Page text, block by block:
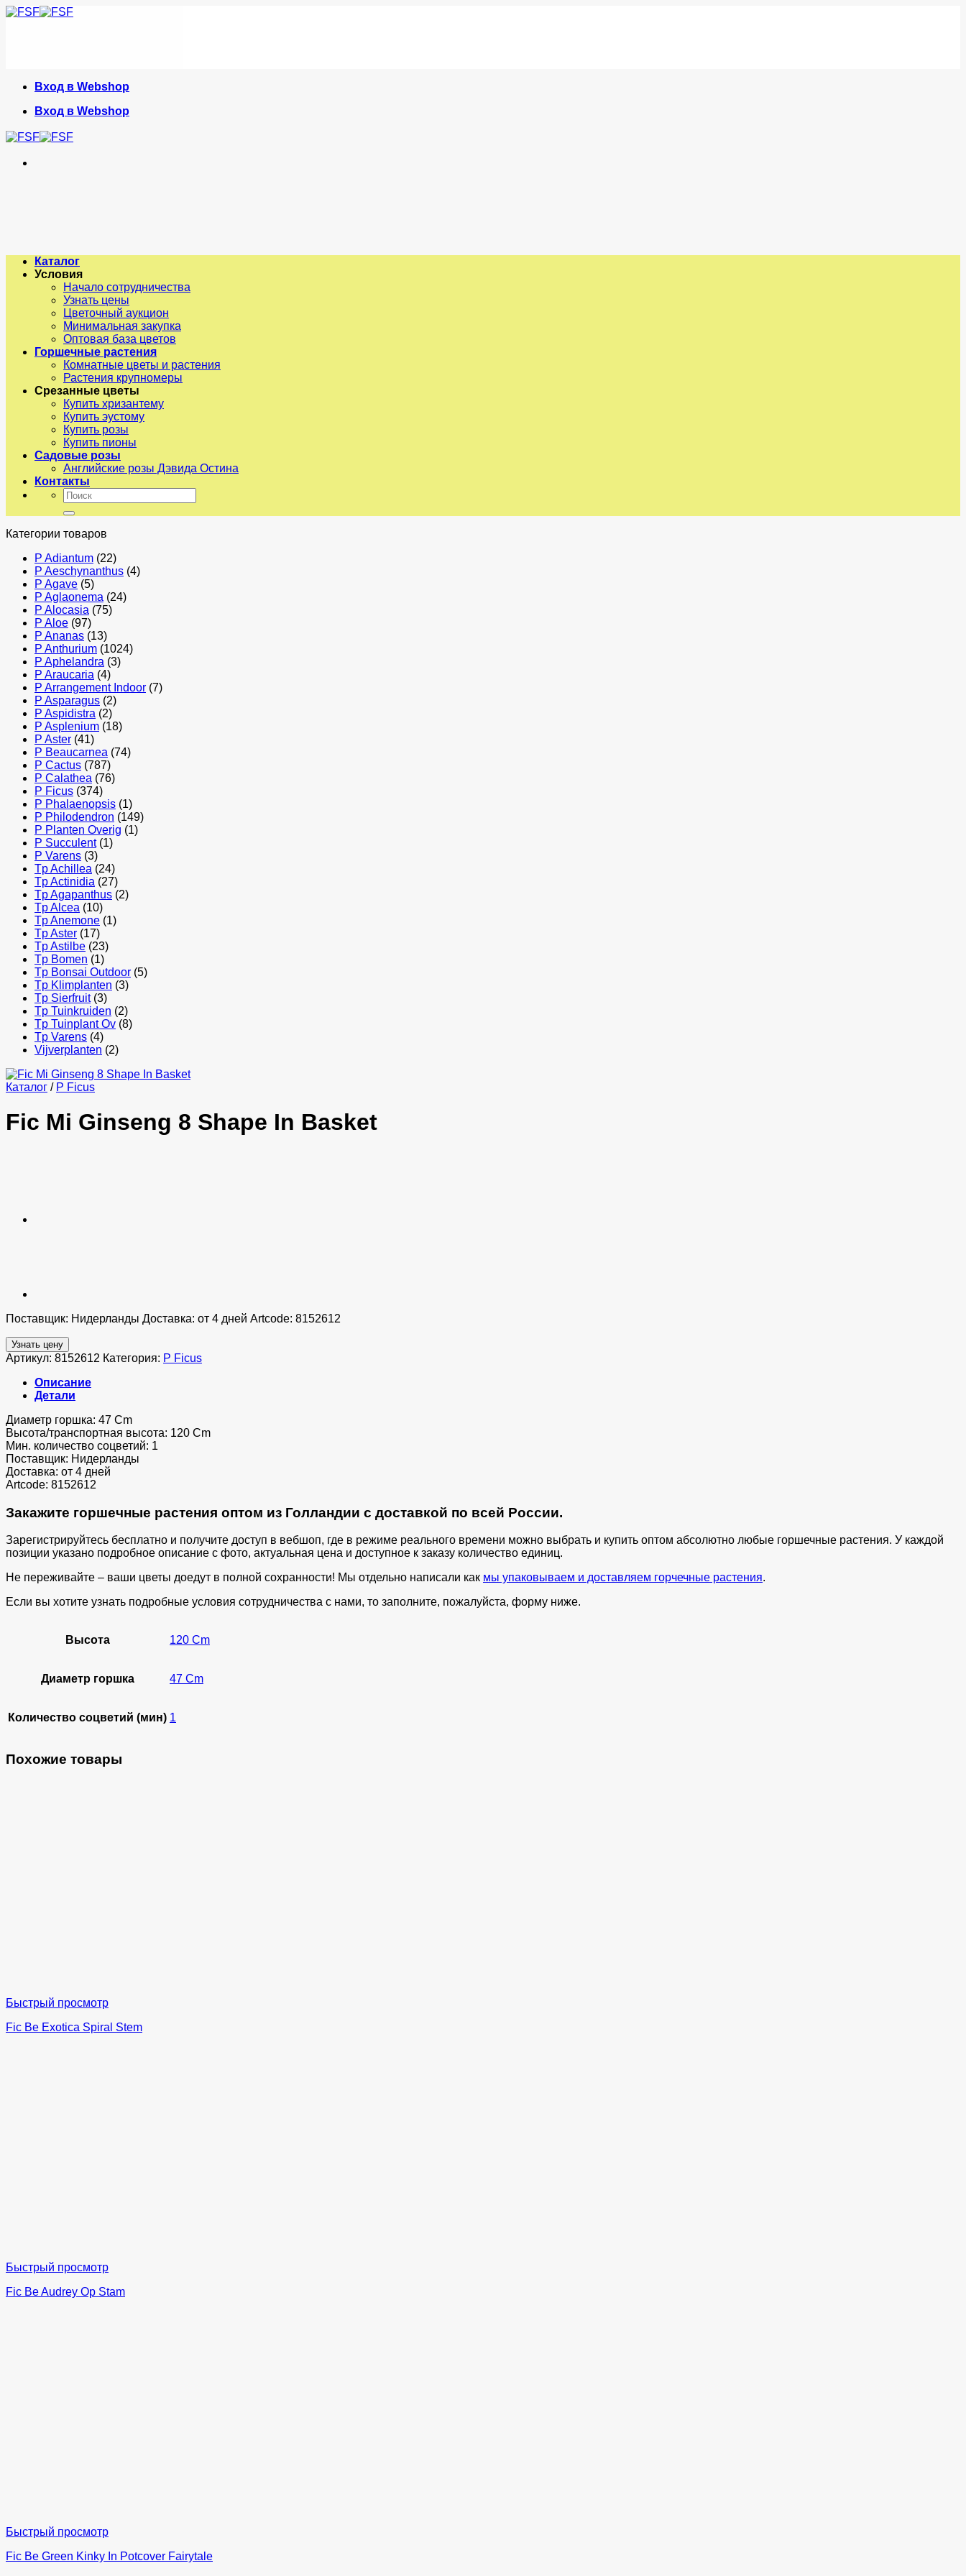
Skip
Вход в Webshop
Вход в Webshop
Каталог
Условия
Начало сотрудничества
Узнать цены
Цветочный аукцион
Минимальная закупка
Оптовая база цветов
Горшечные растения
Комнатные цветы и растения
Растения крупномеры
Срезанные цветы
Купить хризантему
Купить эустому
Купить розы
Купить пионы
Садовые розы
Английские розы Дэвида Остина
Контакты
Искать:
Категории товаров
P Adiantum (22)
P Aeschynanthus (4)
P Agave (5)
P Aglaonema (24)
P Alocasia (75)
P Aloe (97)
P Ananas (13)
P Anthurium (1024)
P Aphelandra (3)
P Araucaria (4)
P Arrangement Indoor (7)
P Asparagus (2)
P Aspidistra (2)
P Asplenium (18)
P Aster (41)
P Beaucarnea (74)
P Cactus (787)
P Calathea (76)
P Ficus (374)
P Phalaenopsis (1)
P Philodendron (149)
P Planten Overig (1)
P Succulent (1)
P Varens (3)
Tp Achillea (24)
Tp Actinidia (27)
Tp Agapanthus (2)
Tp Alcea (10)
Tp Anemone (1)
Tp Aster (17)
Tp Astilbe (23)
Tp Bomen (1)
Tp Bonsai Outdoor (5)
Tp Klimplanten (3)
Tp Sierfruit (3)
Tp Tuinkruiden (2)
Tp Tuinplant Ov (8)
Tp Varens (4)
Vijverplanten (2)
Каталог / P Ficus
Fic Mi Ginseng 8 Shape In Basket
Поставщик: Нидерланды Доставка: от 4 дней Artcode: 8152612
Узнать цену
Артикул: 8152612 Категория: P Ficus
Описание
Детали
Диаметр горшка: 47 Cm
Высота/транспортная высота: 120 Cm
Мин. количество соцветий: 1
Поставщик: Нидерланды
Доставка: от 4 дней
Artcode: 8152612
Закажите горшечные растения оптом из Голландии с доставкой по всей России.
Зарегистрируйтесь бесплатно и получите доступ в вебшоп, где в режиме реального времени можно выбрать и купить оптом абсолютно любые горшечные растения. У каждой
позиции указано подробное описание с фото, актуальная цена и доступное к заказу количество единиц.
Не переживайте – ваши цветы доедут в полной сохранности! Мы отдельно написали как мы упаковываем и доставляем горчечные растения.
Если вы хотите узнать подробные условия сотрудничества с нами, то заполните, пожалуйста, форму ниже.
Высота 120 Cm
Диаметр горшка 47 Cm
Количество соцветий (мин) 1
Похожие товары
Быстрый просмотр
Fic Be Exotica Spiral Stem
Быстрый просмотр
Fic Be Audrey Op Stam
Быстрый просмотр
Fic Be Green Kinky In Potcover Fairytale